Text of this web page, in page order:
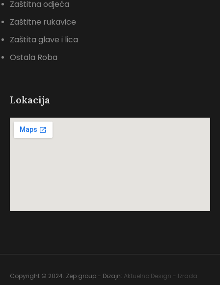
Zaštitna odjeća
Zaštitne rukavice
Zaštita glave i lica
Ostala Roba
Lokacija
Copyright © 2024. Zep group - Dizajn: Aktuelno Design - Izrada